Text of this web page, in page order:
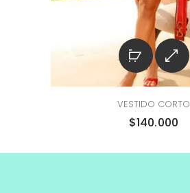
VESTIDO CORTO
$140.000